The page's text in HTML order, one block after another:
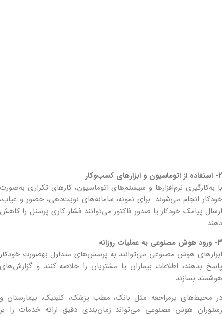
۲- استفاده از اتوماسیون و ابزارهای کسب‌وکار
با به‌کارگیری نرم‌افزارها و سیستم‌های اتوماسیون، کارهای تکراری به‌صورت
خودکار انجام می‌شوند. برای نمونه، سامانه‌های نوبت‌دهی، حضور و غیاب،
ارسال پیامک خودکار یا صدور فاکتور می‌توانند فشار کاری پرسنل را کاهش
دهند.
۳- ورود هوش مصنوعی به عملیات روزانه
ابزارهای هوش مصنوعی می‌توانند به پرسش‌های متداول به‎صورت خودکار
پاسخ بدهند، اطلاعات بیماران یا مشتریان را خلاصه کنند و گزارش‌های
هوشمند بسازند.
در محیط‌های پرمراجعه مثل بانک، مطب پزشک، کلینیک، بیمارستان و
رستوران هوش مصنوعی می‌تواند زمان‌بندی دقیق ارائه خدمات را بر